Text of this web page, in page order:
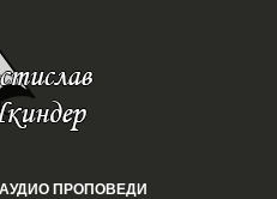
АУДИО ПРОПОВЕДИ